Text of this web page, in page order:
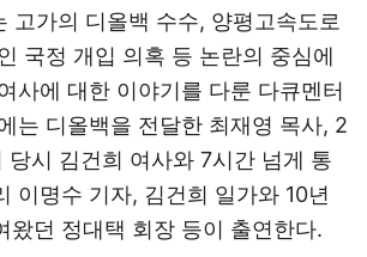
고가의 디올백 수수, 양평고속도로
국정 개입 의혹 등 논란의 중심에
사에 대한 이야기를 다룬 다큐멘터
는 디올백을 전달한 최재영 목사, 2
당시 김건희 여사와 7시간 넘게 통
이명수 기자, 김건희 일가와 10년
왔던 정대택 회장 등이 출연한다.